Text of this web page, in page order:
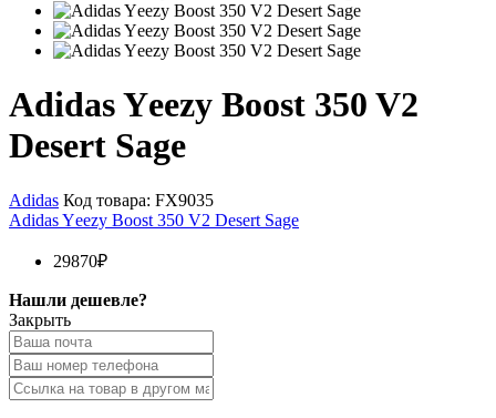
Adidas Yееzy Boost 350 V2
Desert Sage
Adidas Код товара: FX9035
Adidas Yееzy Boost 350 V2 Desert Sage
29870₽
Нашли дешевле?
Закрыть